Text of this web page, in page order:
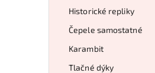
Historické repliky
Čepele samostatné
Karambit
Tlačné dýky